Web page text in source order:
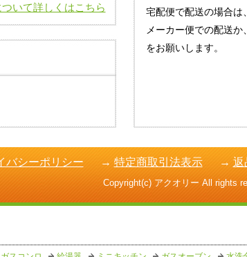
いて詳しくはこちら
宅配便で配送の場合は
メーカー便での配送
をお願いします。
→ 返
→ 特定商取引法表示
バシーポリシー
Copyright(c) アクオリー All rights